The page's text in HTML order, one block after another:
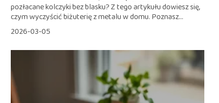
pozłacane kolczyki bez blasku? Z tego artykułu dowiesz się,
czym wyczyścić biżuterię z metalu w domu. Poznasz...
2026-03-05